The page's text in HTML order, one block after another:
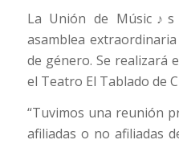
La Unión de
asamblea
de género. Se realizará
el Teatro El Tablado de
“Tuvimos una reunión
afiliadas o no afiliadas